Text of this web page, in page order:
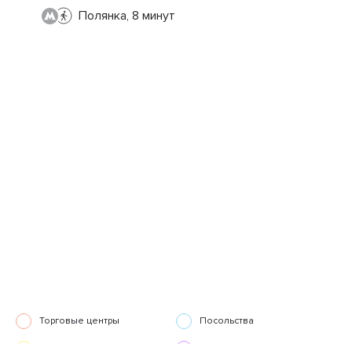
Полянка, 8 минут
Торговые центры Посольства